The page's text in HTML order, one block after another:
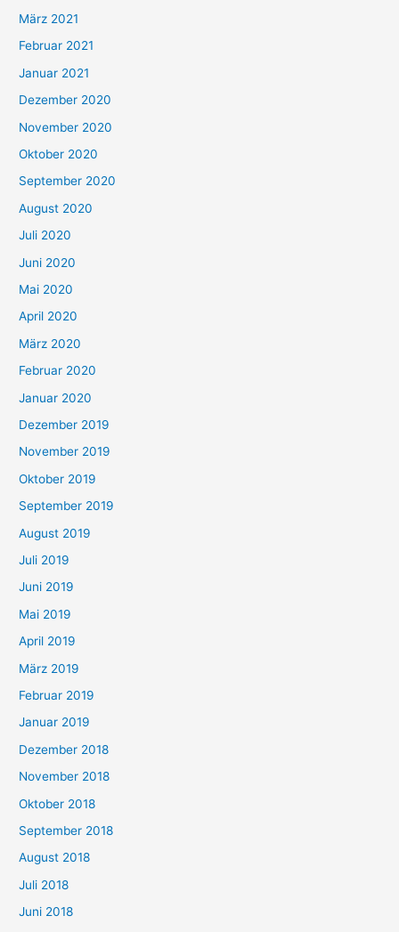
März 2021
Februar 2021
Januar 2021
Dezember 2020
November 2020
Oktober 2020
September 2020
August 2020
Juli 2020
Juni 2020
Mai 2020
April 2020
März 2020
Februar 2020
Januar 2020
Dezember 2019
November 2019
Oktober 2019
September 2019
August 2019
Juli 2019
Juni 2019
Mai 2019
April 2019
März 2019
Februar 2019
Januar 2019
Dezember 2018
November 2018
Oktober 2018
September 2018
August 2018
Juli 2018
Juni 2018